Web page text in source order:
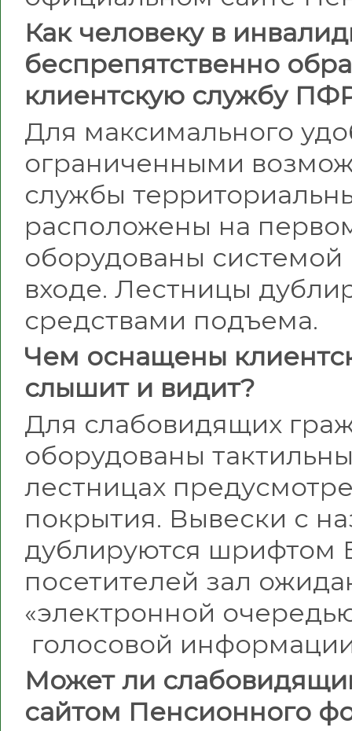
Как человеку в
беспрепятственно
клиентскую службу
Для максимального
ограниченными
службы
расположены на
оборудованы системой
входе. Лестницы
средствами подъема.
Чем оснащены
слышит и видит?
Для слабовидящих
оборудованы
лестницах
покрытия. Вывески с
дублируются шрифтом
посетителей зал
«электронной
голосовой
Может ли
сайтом Пенсионного